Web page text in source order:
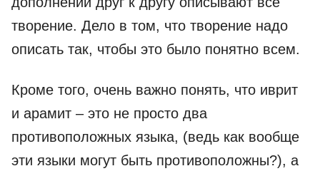
творение. Дело в том, что творение надо
описать так, чтобы это было понятно всем.
Кроме того, очень важно понять, что иврит
и арамит – это не просто два
противоположных языка, (ведь как вообще
эти языки могут быть противоположны?), а